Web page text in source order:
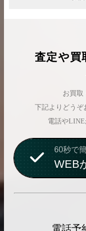
査定や買
お買取
下記よりどうぞ
電話や
60秒で
WEB
電話予